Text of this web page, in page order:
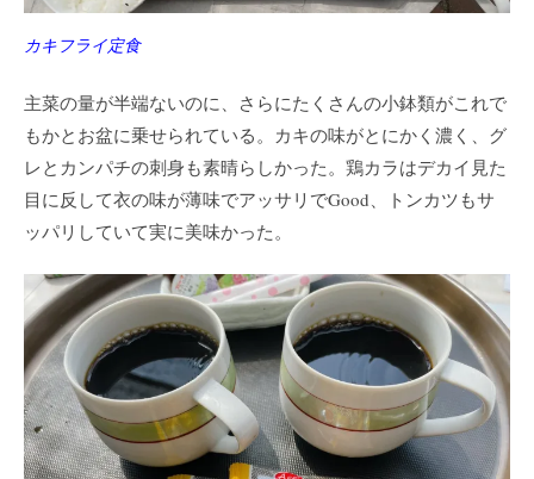
カキフライ定食
主菜の量が半端ないのに、さらにたくさんの小鉢類がこれで
もかとお盆に乗せられている。カキの味がとにかく濃く、グ
レとカンパチの刺身も素晴らしかった。鶏カラはデカイ見た
目に反して衣の味が薄味でアッサリでGood、トンカツもサ
ッパリしていて実に美味かった。